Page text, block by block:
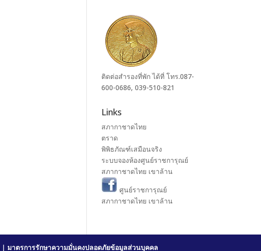
ติดต่อสำรองที่พัก ได้ที่ โทร.087-
600-0686, 039-510-821
Links
สภากาชาดไทย
ตราด
พิพิธภัณฑ์เสมือนจริง
ระบบจองห้องศูนย์ราชการุณย์
สภากาชาดไทย เขาล้าน
ศูนย์ราชการุณย์
สภากาชาดไทย เขาล้าน
| มาตรการรักษาความมั่นคงปลอดภัยข้อมูลส่วนบุคคล